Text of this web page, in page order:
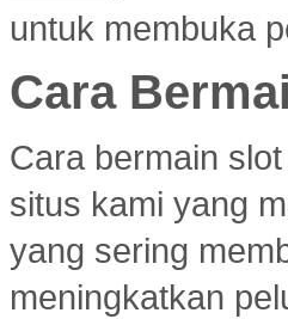
untuk membuka
Cara
Cara bermain
situs kami yang
yang sering
meningkatkan